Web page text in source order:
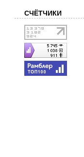
СЧЁТЧИКИ